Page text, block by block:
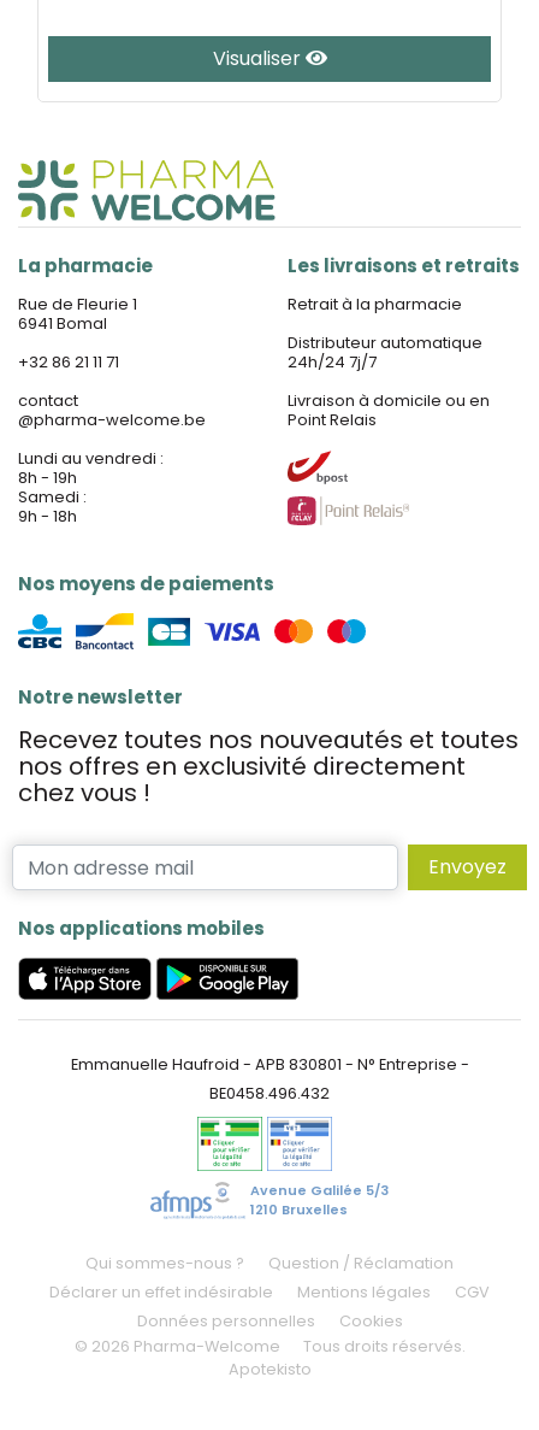
Visualiser
La pharmacie
Rue de Fleurie 1
6941 Bomal
+32 86 21 11 71
contact
@pharma-welcome.be
Lundi au vendredi :
8h - 19h
Samedi :
9h - 18h
Nos moyens de paiements
Les livraisons et retraits
Retrait à la pharmacie
Distributeur automatique
24h/24 7j/7
Livraison à domicile ou en
Point Relais
Notre newsletter
Recevez toutes nos nouveautés et toutes
nos offres en exclusivité directement
chez vous !
Envoyez
Nos applications mobiles
Emmanuelle Haufroid - APB 830801 - N° Entreprise -
BE0458.496.432
Avenue Galilée 5/3
1210 Bruxelles
Qui sommes-nous ?
Question / Réclamation
Déclarer un effet indésirable
Mentions légales
CGV
Données personnelles
Cookies
© 2026 Pharma-Welcome
Tous droits réservés.
Apotekisto